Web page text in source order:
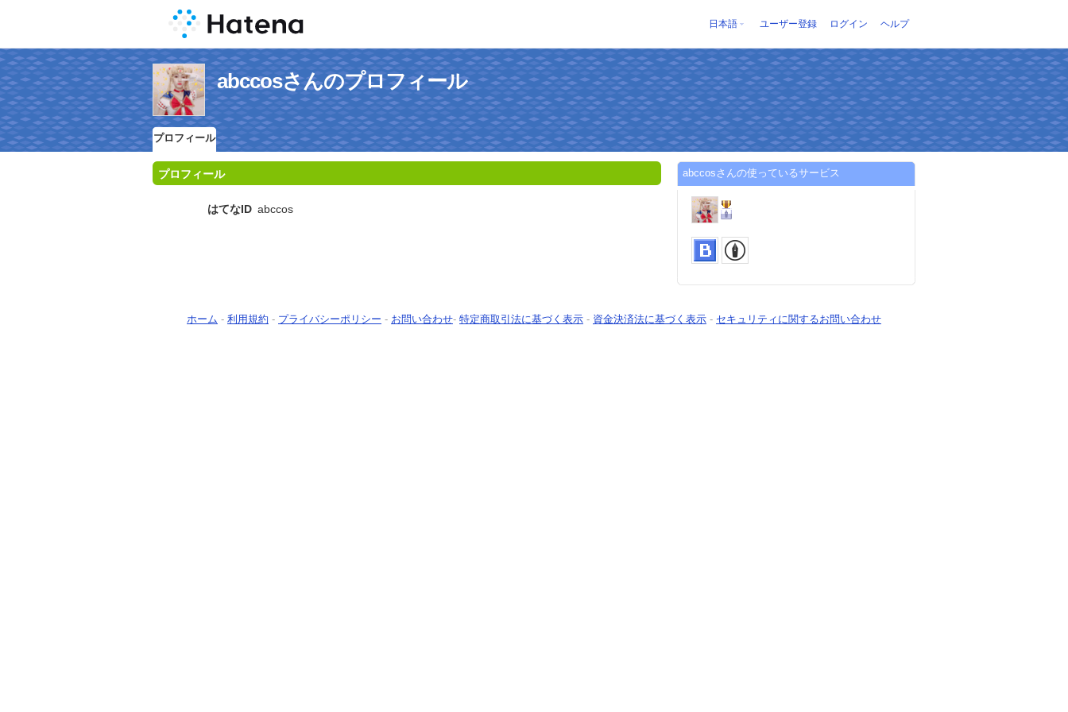
日本語 ユーザー登録 ログイン ヘルプ
abccosさんのプロフィール
プロフィール
プロフィール
はてなID abccos
abccosさんの使っているサービス
ホーム - 利用規約 - プライバシーポリシー - お問い合わせ- 特定商取引法に基づく表示 - 資金決済法に基づく表示 - セキュリティに関するお問い合わせ